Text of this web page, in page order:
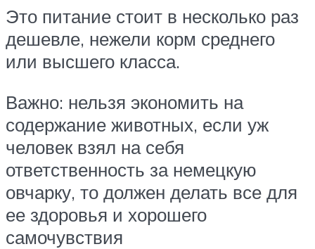
Это питание стоит в несколько раз
дешевле, нежели корм среднего
или высшего класса.
Важно: нельзя экономить на
содержание животных, если уж
человек взял на себя
ответственность за немецкую
овчарку, то должен делать все для
ее здоровья и хорошего
самочувствия